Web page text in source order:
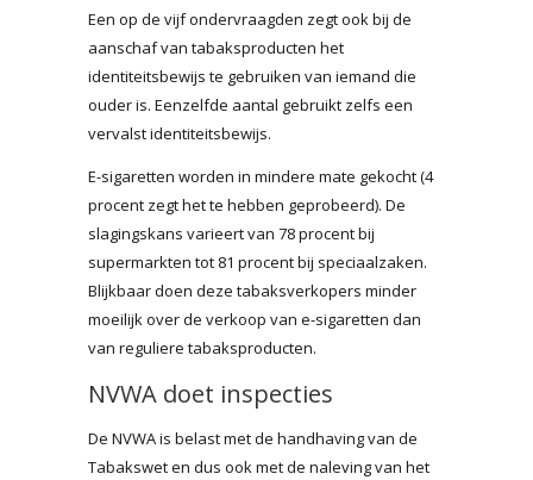
Een op de vijf ondervraagden zegt ook bij de
aanschaf van tabaksproducten het
identiteitsbewijs te gebruiken van iemand die
ouder is. Eenzelfde aantal gebruikt zelfs een
vervalst identiteitsbewijs.
E-sigaretten worden in mindere mate gekocht (4
procent zegt het te hebben geprobeerd). De
slagingskans varieert van 78 procent bij
supermarkten tot 81 procent bij speciaalzaken.
Blijkbaar doen deze tabaksverkopers minder
moeilijk over de verkoop van e-sigaretten dan
van reguliere tabaksproducten.
NVWA doet inspecties
De NVWA is belast met de handhaving van de
Tabakswet en dus ook met de naleving van het